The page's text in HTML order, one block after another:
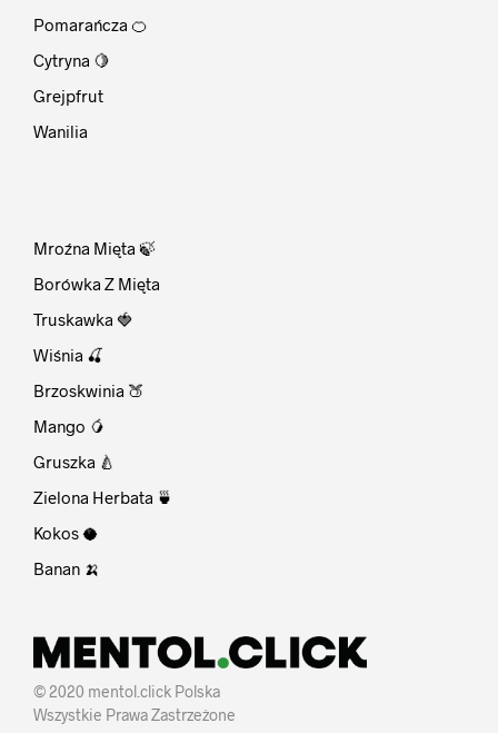
Pomarańcza 🍊
Cytryna 🍋
Grejpfrut
Wanilia
Mroźna Mięta 🍃
Borówka Z Mięta
Truskawka 🍓
Wiśnia 🍒
Brzoskwinia 🍑
Mango 🥭
Gruszka 🍐
Zielona Herbata 🍵
Kokos 🥥
Banan 🍌
© 2020 mentol.click Polska
Wszystkie Prawa Zastrzeżone